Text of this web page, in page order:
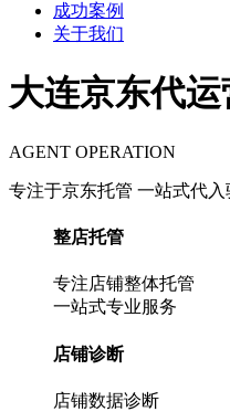
成功案例
关于我们
大连京东代运
AGENT OPERATION
专注于京东托管 一站式代入
整店托管
专注店铺整体托管
一站式专业服务
店铺诊断
店铺数据诊断